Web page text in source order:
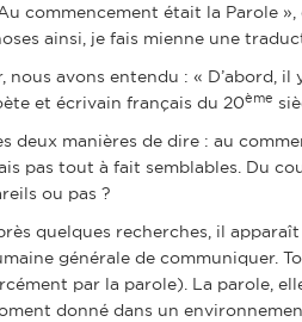
commencement était la Parole
ainsi, je fais mienne une
nous avons entendu : « D’abord,
et écrivain français du 20ème
deux manières de dire : au
pas tout à fait semblables. Du
ou pas ?
quelques recherches, il
générale de communiquer.
par la parole). La parole,
donné dans un